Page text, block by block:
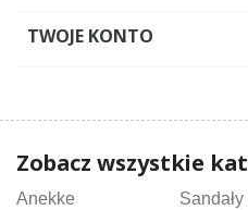
TWOJE KONTO
Zobacz wszystkie
Anekke